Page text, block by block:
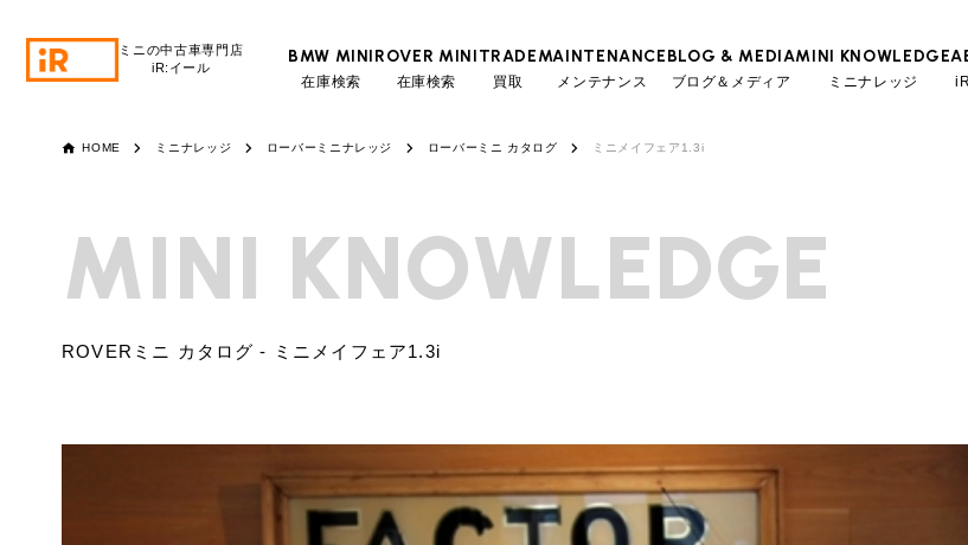
ミニの中古車専門店
iR:イール
BMW MINI
在庫検索
ROVER MINI
在庫検索
TRADE
買取
TOP
売却手順
ローバーミニ買取査定依頼
MAINTENANCE
メンテナンス
TOP
BMWミニ メンテナンス
BLOG & MEDIA
ブログ＆メディア
User's Voice
MINI KNOWLEDGE
ミニナレッジ
TRADE 買取
MAINTENANCE
TOP
BMWミニ メンテナンス
BLOG & MEDIA ブログ＆メディア
MINI KNOWLEDGE ミニナレッジ
HOME ミニナレッジ ローバーミニナレッジ ローバーミニ カタログ ミニメイフェア1.3i
MINI KNOWLEDGE
ROVERミニ カタログ - ミニメイフェア1.3i